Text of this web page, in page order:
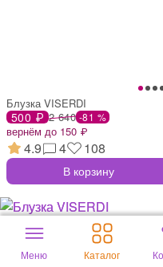
Блузка VISERDI
500 ₽ 2 640 -81 %
вернём до 150 ₽
4.9 4 108
В корзину
Меню Каталог